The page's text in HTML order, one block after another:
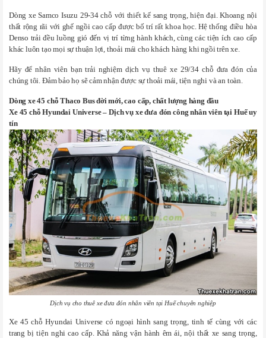
Dòng xe Samco Isuzu 29-34 chỗ với thiết kế sang trọng, hiện đại. Khoang nội
thất rộng rãi với ghế ngồi cao cấp được bố trí rất khoa học. Hệ thống điều hòa
Denso trải đều luồng gió đến vị trí từng hành khách, cùng các tiện ích cao cấp
khác luôn tạo mọi sự thuận lợi, thoải mái cho khách hàng khi ngồi trên xe.
Hãy để nhân viên bạn trải nghiệm dịch vụ thuê xe 29/34 chỗ đưa đón của
chúng tôi. Đảm bảo họ sẽ cảm nhận được sự thoải mái, tiện nghi và an toàn.
Dòng xe 45 chỗ Thaco Bus đời mới, cao cấp, chất lượng hàng đầu
Xe 45 chỗ Hyundai Universe – Dịch vụ xe đưa đón công nhân viên tại Huế uy
tín
Dịch vụ cho thuê xe đưa đón nhân viên tại Huế chuyên nghiệp
Xe 45 chỗ Hyundai Universe có ngoại hình sang trọng, tinh tế cùng với các
trang bị tiện nghi cao cấp. Khả năng vận hành êm ái, nội thất xe sang trọng,